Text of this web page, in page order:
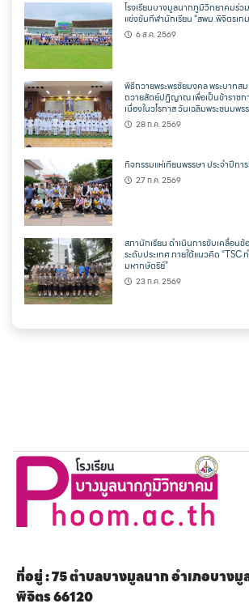
โรงเรียนบางมูลนากภูมิวิทยาคมร่ว
แข่งขันกีฬานักเรียน “สพม.พิจิตรเก
6 ส.ค. 2569
พิธีถวายพระพรชัยมงคล พระบาทสม
ถวายสัตย์ปฏิญาณ เพื่อเป็นข้าราช
เนื่องในวโรกาส วันเฉลิมพระชนมพ
28 ก.ค. 2569
กิจกรรมแห่เทียนพรรษา ประจำปีก
27 ก.ค. 2569
สภานักเรียน ดำเนินการขับเคลื่อน
ระดับประเทศ ภายใต้แนวคิด “TSC
มหากษัตริย์”
23 ก.ค. 2569
ที่อยู่ : 75 ตำบลบางมูลนาก อำเภอบาง
พิจิตร 66120